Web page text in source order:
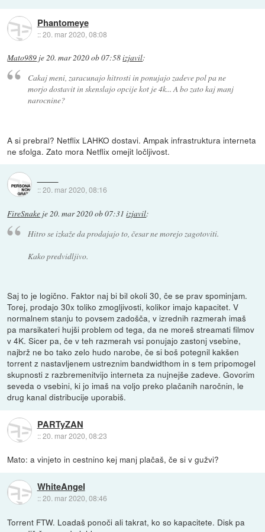
Phantomeye
::20. mar 2020, 08:08
Mato989 je20. mar 2020 ob 07:58izjavil:
Cakaj meni, zaracunajo hitrosti in ponujajo zadeve pol pa ne
morjo dostavit in skenslajo opcije kot je 4k... A bo zato kaj manj
narocnine?
A si prebral? Netflix LAHKO dostavi. Ampak infrastruktura interneta
ne sfolga. Zato mora Netflix omejit ločljivost.
::20. mar 2020, 08:16
FireSnake je20. mar 2020 ob 07:31 izjavil:
Hitro se izkaže da prodajajo to, česar ne morejo zagotoviti.
Kako predvidljivo.
Saj to je logično. Faktor naj bi bil okoli 30, če se prav spominjam.
Torej, prodajo 30x toliko zmogljivosti, kolikor imajo kapacitet. V
normalnem stanju to povsem zadošča, v izrednih razmerah imaš
pa marsikateri hujši problem od tega, da ne moreš streamati filmov
v 4K. Sicer pa, če v teh razmerah vsi ponujajo zastonj vsebine,
najbrž ne bo tako zelo hudo narobe, če si boš potegnil kakšen
torrent z nastavljenem ustreznim bandwidthom in s tem pripomogel
skupnosti z razbremenitvijo interneta za nujnejše zadeve. Govorim
seveda o vsebini, ki jo imaš na voljo preko plačanih naročnin, le
drug kanal distribucije uporabiš.
PARTyZAN
::20. mar 2020, 08:23
Mato: a vinjeto in cestnino kej manj plačaš, če si v gužvi?
WhiteAngel
::20. mar 2020, 08:46
Torrent FTW. Loadaš ponoči ali takrat, ko so kapacitete. Disk pa